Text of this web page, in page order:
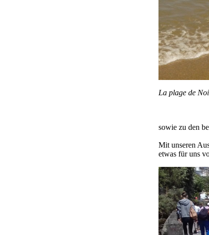
La plage de
sowie zu den
Mit unseren
etwas für uns